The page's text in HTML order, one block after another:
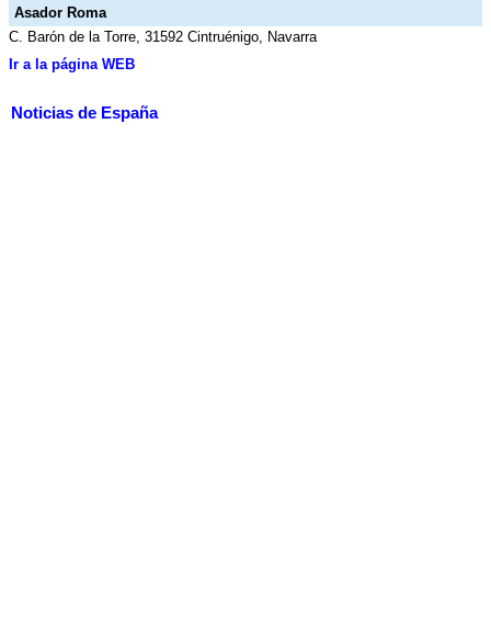
Asador Roma
C. Barón de la Torre, 31592 Cintruénigo, Navarra
Ir a la página WEB
Noticias de España